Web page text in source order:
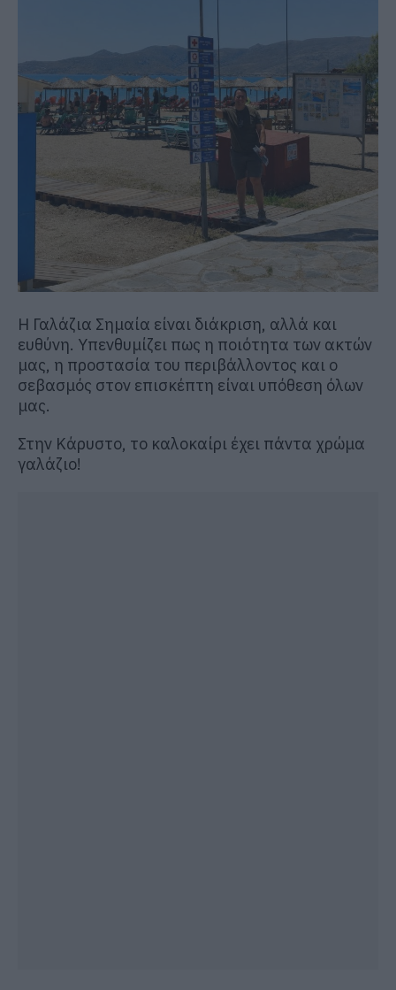
Η Γαλάζια Σημαία είναι διάκριση, αλλά και
ευθύνη. Υπενθυμίζει πως η ποιότητα των ακτών
μας, η προστασία του περιβάλλοντος και ο
σεβασμός στον επισκέπτη είναι υπόθεση όλων
μας.
Στην Κάρυστο, το καλοκαίρι έχει πάντα χρώμα
γαλάζιο!